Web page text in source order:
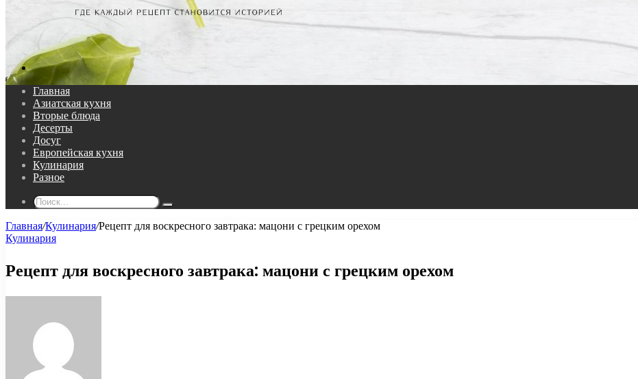
Поиск...
Главная
Азиатская кухня
Вторые блюда
Десерты
Досуг
Европейская кухня
Кулинария
Разное
Поиск...
Главная/Кулинария/Рецепт для воскресного завтрака: мацони с грецким орехом
Кулинария
Рецепт для воскресного завтрака: мацони с грецким орехом